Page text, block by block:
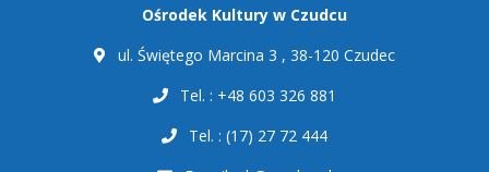
Ośrodek Kultury w Czudcu
ul. Świętego Marcina 3 , 38-120 Czudec
Tel. : +48 603 326 881
Tel. : (17) 27 72 444